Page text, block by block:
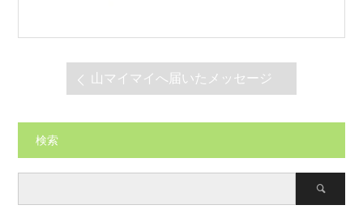
山マイマイへ届いたメッセージ
検索